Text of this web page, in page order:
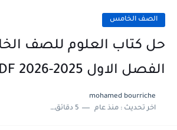
الصف الخامس
حل كتاب العلوم للصف
الفصل الاول 2025-2026 PDF
mohamed bourriche
اخر تحديث :منذ عام 5 دقائق للقراءة